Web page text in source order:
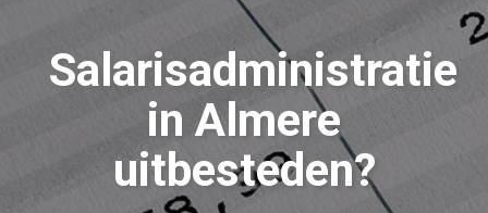
Salarisadministratie
in Almere
uitbesteden?